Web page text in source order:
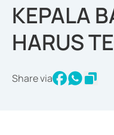
KEPALA
HARUS
Share via